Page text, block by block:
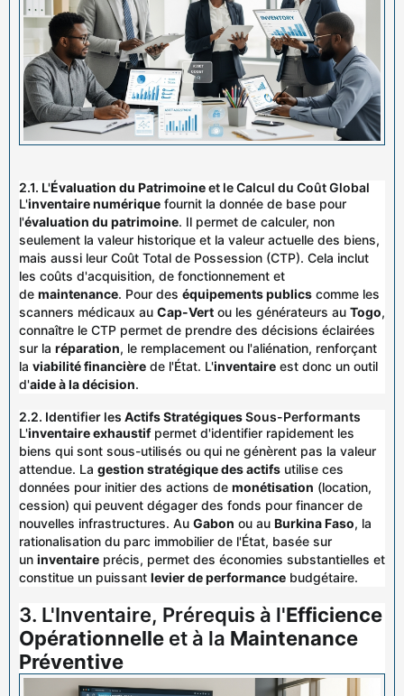
2.1. L'Évaluation du Patrimoineet le Calcul du Coût Global
L'inventaire numérique fournit la donnée de base pour
l'évaluation du patrimoine. Il permet de calculer, non
seulement la valeur historique et la valeur actuelle des biens,
mais aussi leur Coût Total de Possession (CTP). Cela inclut
les coûts d'acquisition, de fonctionnement et
de maintenance. Pour des équipements publics comme les
scanners médicaux au Cap-Vert ou les générateurs au Togo,
connaître le CTP permet de prendre des décisions éclairées
sur la réparation, le remplacement ou l'aliénation, renforçant
la viabilité financière de l'État. L'inventaire est donc un outil
d'aide à la décision.
2.2. Identifier les Actifs StratégiquesSous-Performants
L'inventaire exhaustifpermet d'identifier rapidement les
biens qui sont sous-utilisés ou qui ne génèrent pas la valeur
attendue. La gestion stratégique des actifs utilise ces
données pour initier des actions de monétisation (location,
cession) qui peuvent dégager des fonds pour financer de
nouvelles infrastructures. Au Gabon ou au Burkina Faso, la
rationalisation du parc immobilier de l'État, basée sur
un inventaire précis, permet des économies substantielles et
constitue un puissant levier de performance budgétaire.
3. L'Inventaire, Prérequis à l'Efficience
Opérationnelle et à la Maintenance
Préventive